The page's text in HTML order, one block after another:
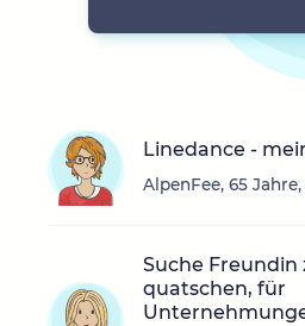
Linedance -
AlpenFee, 65
Suche Freundin
quatschen, für